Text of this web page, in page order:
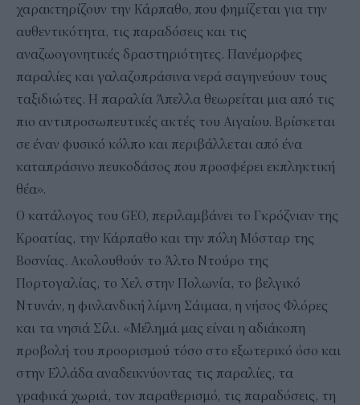
χαρακτηρίζουν την Κάρπαθο, που φημίζεται για την
αυθεντικότητα, τις παραδόσεις και τις
αναζωογονητικές δραστηριότητες. Πανέμορφες
παραλίες και γαλαζοπράσινα νερά σαγηνεύουν τους
ταξιδιώτες. Η παραλία Άπελλα θεωρείται μια από τις
πιο αντιπροσωπευτικές ακτές του Αιγαίου. Βρίσκεται
σε έναν φυσικό κόλπο και περιβάλλεται από ένα
καταπράσινο πευκοδάσος που προσφέρει εκπληκτική
θέα».
Ο κατάλογος του GEO, περιλαμβάνει το Γκρόζνιαν της
Κροατίας, την Κάρπαθο και την πόλη Μόσταρ της
Βοσνίας. Ακολουθούν το Άλτο Ντούρο της
Πορτογαλίας, το Χελ στην Πολωνία, το βελγικό
Ντυνάν, η φινλανδική λίμνη Σάιμαα, η νήσος Φλόρες
και τα νησιά Σίλι. «Μέλημά μας είναι η αδιάκοπη
προβολή του προορισμού τόσο στο εξωτερικό όσο και
στην Ελλάδα αναδεικνύοντας τις παραλίες, τα
γραφικά χωριά, τον παραθερισμό, τις παραδόσεις, τη